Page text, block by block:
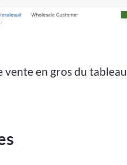
vente en gros du tableau